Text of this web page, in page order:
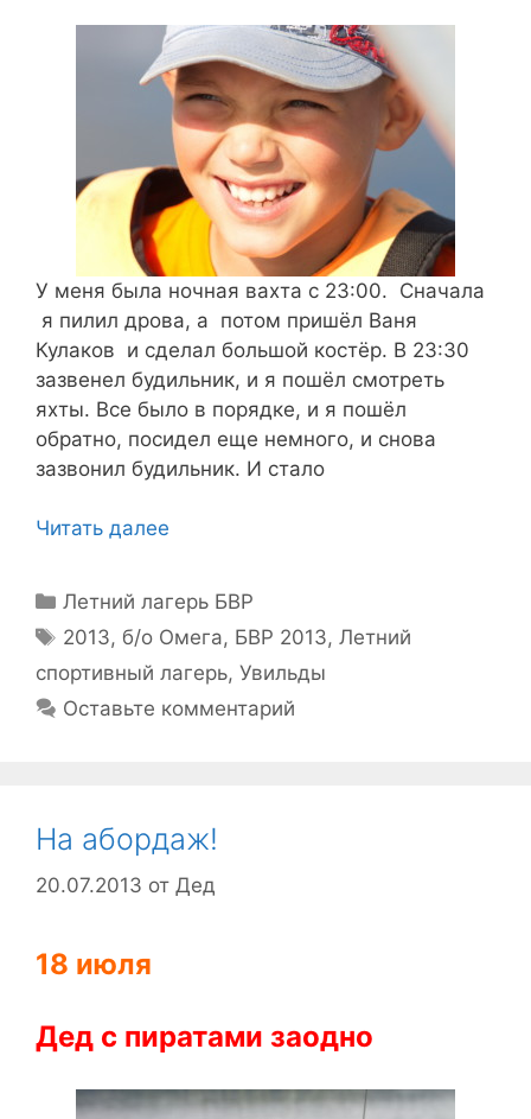
У меня была ночная вахта с 23:00. Сначала
я пилил дрова, а потом пришёл Ваня
Кулаков и сделал большой костёр. В 23:30
зазвенел будильник, и я пошёл смотреть
яхты. Все было в порядке, и я пошёл
обратно, посидел еще немного, и снова
зазвонил будильник. И стало
Читать далее
Рубрики
Летний лагерь БВР
Метки
2013, б/о Омега, БВР 2013,Летний
спортивный лагерь, Увильды
Оставьте комментарий
На абордаж!
20.07.2013 от Дед
18 июля
Дед с пиратами заодно